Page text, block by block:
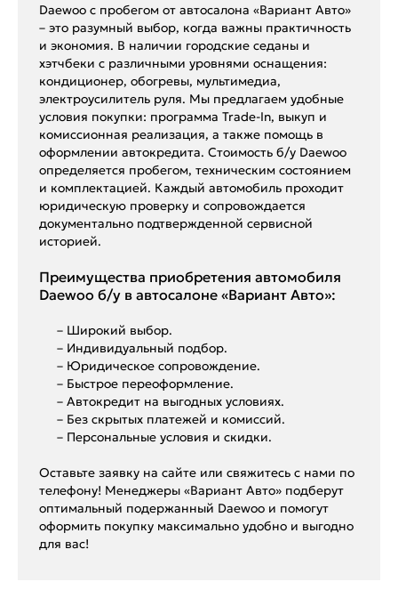
Daewoo с пробегом от автосалона «Вариант Авто»
– это разумный выбор, когда важны практичность
и экономия. В наличии городские седаны и
хэтчбеки с различными уровнями оснащения:
кондиционер, обогревы, мультимедиа,
электроусилитель руля. Мы предлагаем удобные
условия покупки: программа Trade-In, выкуп и
комиссионная реализация, а также помощь в
оформлении автокредита. Стоимость б/у Daewoo
определяется пробегом, техническим состоянием
и комплектацией. Каждый автомобиль проходит
юридическую проверку и сопровождается
документально подтвержденной сервисной
историей.
Преимущества приобретения автомобиля
Daewoo б/у в автосалоне «Вариант Авто»:
– Широкий выбор.
– Индивидуальный подбор.
– Юридическое сопровождение.
– Быстрое переоформление.
– Автокредит на выгодных условиях.
– Без скрытых платежей и комиссий.
– Персональные условия и скидки.
Оставьте заявку на сайте или свяжитесь с нами по
телефону! Менеджеры «Вариант Авто» подберут
оптимальный подержанный Daewoo и помогут
оформить покупку максимально удобно и выгодно
для вас!